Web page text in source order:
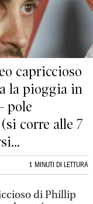
capriccioso
la pioggia in
pole
corre alle 7
1 MINUTI DI LETTURA
di Phillip